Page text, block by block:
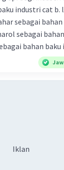
industri cat b.
sebagai
sebagai
bahan
Iklan